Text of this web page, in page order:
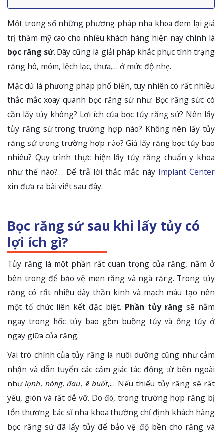
Một trong số những phương pháp nha khoa đem lại giá
trị thẩm mỹ cao cho nhiều khách hàng hiện nay chính là
bọc răng sứ. Đây cũng là giải pháp khắc phục tình trạng
răng hô, móm, lệch lạc, thưa,… ở mức độ nhẹ.
Mặc dù là phương pháp phổ biến, tuy nhiên có rất nhiều
thắc mắc xoay quanh bọc răng sứ như: Bọc răng sức có
cần lấy tủy không? Lợi ích của bọc tủy răng sứ? Nên lấy
tủy răng sứ trong trường hợp nào? Không nên lấy tủy
răng sứ trong trường hợp nào? Giá lấy răng bọc tủy bao
nhiêu? Quy trình thực hiện lấy tủy răng chuẩn y khoa
như thế nào?… Để trả lời thắc mắc này Implant Center
xin đưa ra bài viết sau đây.
Bọc răng sứ sau khi lấy tủy có
lợi ích gì?
Tủy răng là một phần rất quan trọng của răng, nằm ở
bên trong để bảo vệ men răng và ngà răng. Trong tủy
răng có rất nhiều dây thần kinh và mạch máu tạo nên
một tổ chức liên kết đặc biệt. Phần tủy răng sẽ nằm
ngay trong hốc tủy bao gồm buồng tủy và ống tủy ở
ngay giữa của răng.
Vai trò chính của tủy răng là nuôi dưỡng cũng như cảm
nhận và dẫn tuyển các cảm giác tác động từ bên ngoài
nhưlạnh, nóng,đau, ê buốt,… Nếu thiếu tủy răng sẽ rất
yếu, giòn và rất dễ vỡ. Do đó, trong trường hợp răng bị
tổn thương bác sĩ nha khoa thường chỉ định khách hàng
bọc răng sứ đã lấy tủy để bảo vệ độ bền cho răng và